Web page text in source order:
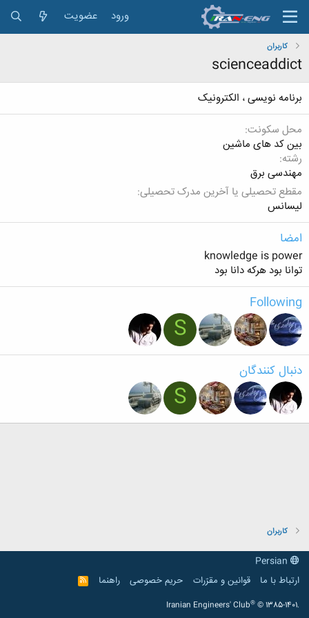
ورود عضویت
کاربران
scienceaddict
برنامه نویسی ، الکترونیک
محل سکونت
بین کد های ماشین
رشته
مهندسی برق
مقطع تحصیلی یا آخرین مدرک تحصیلی
لیسانس
امضا
knowledge is power
توانا بود هرکه دانا بود
Following
S
دنبال کنندگان
S
کاربران
ارتباط با ما
قوانین و مقرّرات حریم خصوصی راهنما
R
S
Iranian Engineers' Club® © 1385-1401.